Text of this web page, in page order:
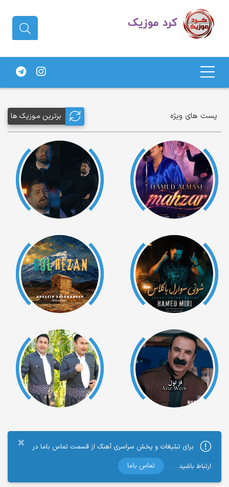
پست های ویژه برترین مـوزیک ها
×
برای تبلیغات و پخش سراسری آهنگ از قسمت تماس باما در
ارتباط باشید . .
تماس باما